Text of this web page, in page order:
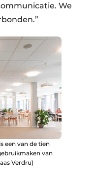
We
een van de tien
van
Verdru)